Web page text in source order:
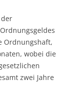
Ordnungshaft,
wobei die
zwei Jahre